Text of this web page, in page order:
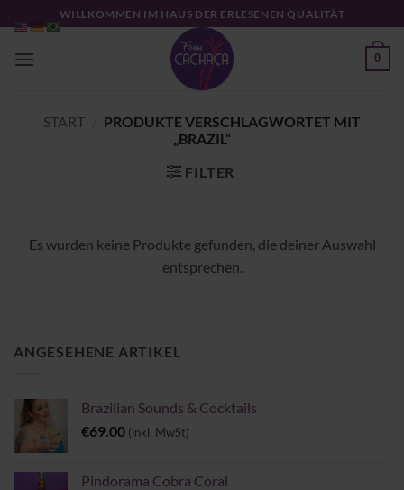
Inhalt
springen
WILLKOMMEN IM HAUS DER ERLESENEN QUALITÄT
0
START
PRODUKTE VERSCHLAGWORTET MIT
„BRAZIL“
FILTER
Es wurden keine Produkte gefunden, die deiner Auswahl
entsprechen.
ANGESEHENE ARTIKEL
Brazilian Sounds & Cocktails
€69.00 (inkl. MwSt)
Pindorama Cobra Coral